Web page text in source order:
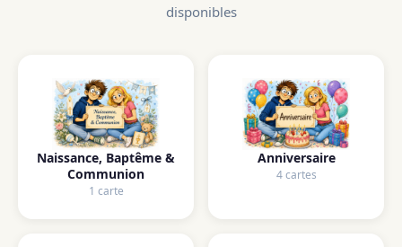
disponibles
Naissance, Baptême &
Communion
1 carte
Anniversaire
4 cartes